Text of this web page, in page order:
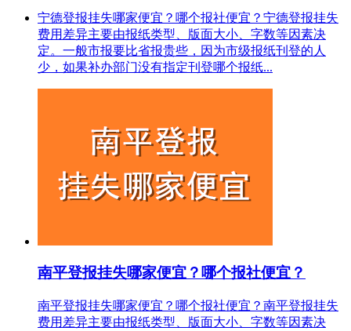
宁德登报挂失哪家便宜？哪个报社便宜？宁德登报挂失
费用差异主要由报纸类型、版面大小、字数等因素决
定。一般市报要比省报贵些，因为市级报纸刊登的人
少，如果补办部门没有指定刊登哪个报纸...
南平登报挂失哪家便宜？哪个报社便宜？
南平登报挂失哪家便宜？哪个报社便宜？南平登报挂失
费用差异主要由报纸类型、版面大小、字数等因素决